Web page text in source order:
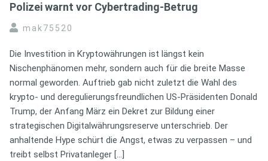
Polizei warnt vor Cybertrading-Betrug
mak75520
Die Investition in Kryptowährungen ist längst kein
Nischenphänomen mehr, sondern auch für die breite Masse
normal geworden. Auftrieb gab nicht zuletzt die Wahl des
krypto- und deregulierungsfreundlichen US-Präsidenten Donald
Trump, der Anfang März ein Dekret zur Bildung einer
strategischen Digitalwährungsreserve unterschrieb. Der
anhaltende Hype schürt die Angst, etwas zu verpassen – und
treibt selbst Privatanleger […]